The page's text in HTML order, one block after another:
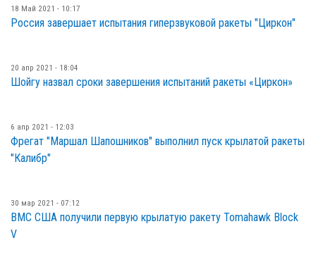
18 Май 2021 - 10:17
Россия завершает испытания гиперзвуковой ракеты "Циркон"
20 апр 2021 - 18:04
Шойгу назвал сроки завершения испытаний ракеты «Циркон»
6 апр 2021 - 12:03
Фрегат "Маршал Шапошников" выполнил пуск крылатой ракеты
"Калибр"
30 мар 2021 - 07:12
ВМС США получили первую крылатую ракету Tomahawk Block
V